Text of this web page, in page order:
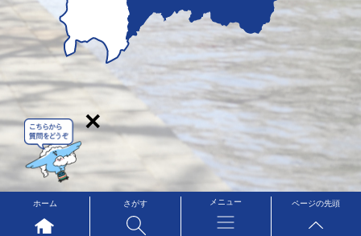
ホーム さがす メニュー ページの先頭
×